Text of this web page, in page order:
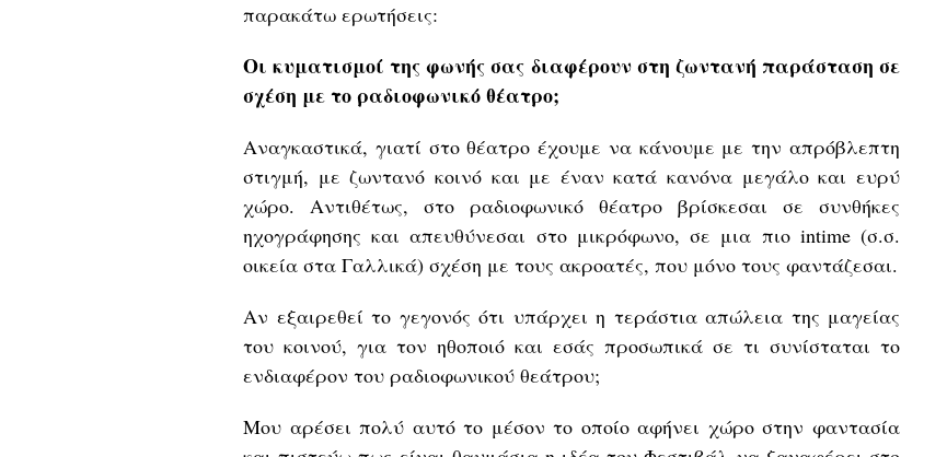
παρακάτω ερωτήσεις:
Οι κυματισμοί της φωνής σας διαφέρουν στη ζωντανή παράσταση σε
σχέση με το ραδιοφωνικό θέατρο;
Αναγκαστικά, γιατί στο θέατρο έχουμε να κάνουμε με την απρόβλεπτη
στιγμή, με ζωντανό κοινό και με έναν κατά κανόνα μεγάλο και ευρύ
χώρο. Αντιθέτως, στο ραδιοφωνικό θέατρο βρίσκεσαι σε συνθήκες
ηχογράφησης και απευθύνεσαι στο μικρόφωνο, σε μια πιο intime (σ.σ.
οικεία στα Γαλλικά) σχέση με τους ακροατές, που μόνο τους φαντάζεσαι.
Αν εξαιρεθεί το γεγονός ότι υπάρχει η τεράστια απώλεια της μαγείας
του κοινού, για τον ηθοποιό και εσάς προσωπικά σε τι συνίσταται το
ενδιαφέρον του ραδιοφωνικού θεάτρου;
Μου αρέσει πολύ αυτό το μέσον το οποίο αφήνει χώρο στην φαντασία